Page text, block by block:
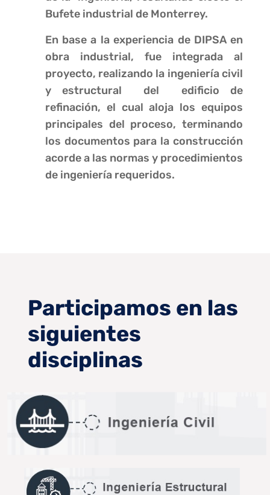
Bufete industrial de Monterrey.
En base a la experiencia de DIPSA en
obra industrial, fue integrada al
proyecto, realizando la ingeniería civil
y estructural del edificio de
refinación, el cual aloja los equipos
principales del proceso, terminando
los documentos para la construcción
acorde a las normas y procedimientos
de ingeniería requeridos.
Participamos en las
siguientes
disciplinas